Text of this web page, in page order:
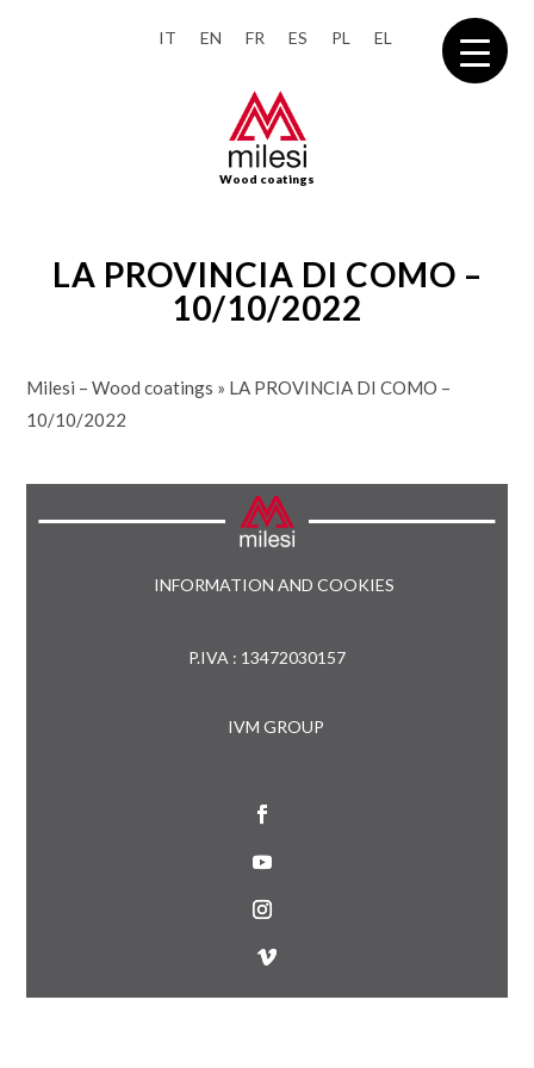
IT EN FR ES PL EL
Wood coatings
LA PROVINCIA DI COMO –
10/10/2022
Milesi – Wood coatings » LA PROVINCIA DI COMO –
10/10/2022
INFORMATION AND COOKIES
P.IVA : 13472030157
IVM GROUP